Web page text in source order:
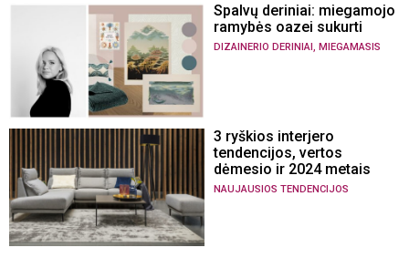
Spalvų deriniai: miegamojo
ramybės oazei sukurti
DIZAINERIO DERINIAI MIEGAMASIS
3 ryškios interjero
tendencijos, vertos
dėmesio ir 2024 metais
NAUJAUSIOS TENDENCIJOS